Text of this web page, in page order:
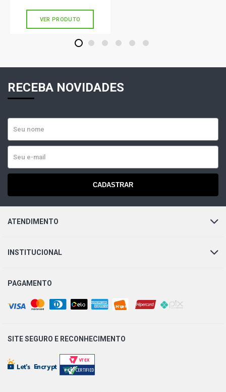
VER PRODUTO
1 2 3 4 5 6
RECEBA NOVIDADES
CADASTRAR
ATENDIMENTO
INSTITUCIONAL
PAGAMENTO
SITE SEGURO E RECONHECIMENTO